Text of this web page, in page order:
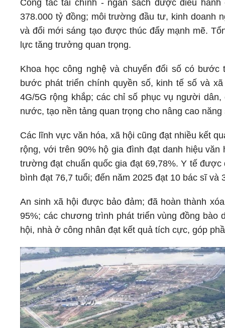
Công tác tài chính - ngân sách được điều
378.000 tỷ đồng; môi trường đầu tư, kinh doanh
và đổi mới sáng tạo được thúc đẩy mạnh mẽ.
lực tăng trưởng quan trọng.
Khoa học công nghệ và chuyển đổi số có
bước phát triển chính quyền số, kinh tế số và
4G/5G rộng khắp; các chỉ số phục vụ người
nước, tạo nền tảng quan trọng cho nâng cao
Các lĩnh vực văn hóa, xã hội cũng đạt nhiều kết
rộng, với trên 90% hộ gia đình đạt danh hiệu
trường đạt chuẩn quốc gia đạt 69,78%. Y tế
bình đạt 76,7 tuổi; đến năm 2025 đạt 10 bác sĩ và
An sinh xã hội được bảo đảm; đã hoàn thành
95%; các chương trình phát triển vùng đồng
hội, nhà ở công nhân đạt kết quả tích cực, góp